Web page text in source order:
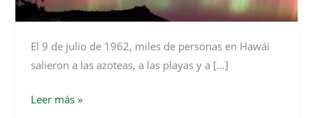
El 9 de julio de 1962, miles de personas en Hawái
salieron a las azoteas, a las playas y a […]
Starfish
Leer más »